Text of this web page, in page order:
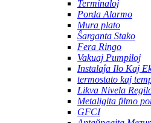
Terminaloj
Porda Alarmo
Mura plato
Ŝarganta Stako
Fera Ringo
Vakuaj Pumpiloj
Instalaĵa Ilo Kaj
termostato kaj
Likva Nivela
Metaligita filmo
GFCI